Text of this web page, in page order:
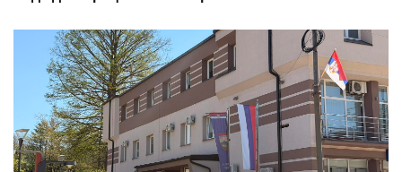
06. 08. 2026 07:51
Због екстремних врућина готово дупло више
позива Хитној помоћи у Кули